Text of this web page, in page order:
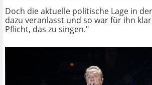
Doch die aktuelle politische Lage in
dazu veranlasst und so war für ihn
Pflicht, das zu singen."